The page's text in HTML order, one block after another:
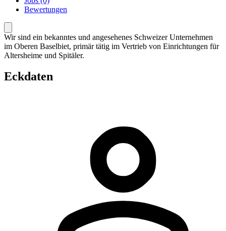
Bewertungen
Wir sind ein bekanntes und angesehenes Schweizer Unternehmen
im Oberen Baselbiet, primär tätig im Vertrieb von Einrichtungen für
Altersheime und Spitäler.
Eckdaten